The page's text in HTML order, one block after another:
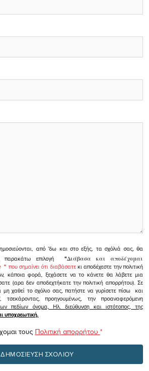
από 'δω και στο εξής, τα σχόλιά σας, θα
παρακάτω επιλογή
"Διάβασα και αποδέχομαι
" που σημαίνει ότι διαβάσατεκι αποδέχεστε την πολιτική
κάποια φορά, ξεχάσετε να το κάνετε θα λάβετε μια
(αρα δεν αποδεχτήκατε την πολιτική απορρήτου). Σε
χαθεί το σχόλιο σας, πατήστε να γυρίσετε πίσω και
τσεκάροντας, προηγουμένως, την προαναφερόμενη
πεδίων όνομα, Ηλ. διεύθυνση και ιστότοπος, της
υποχρεωτική.
τους Πολιτική απορρήτου *